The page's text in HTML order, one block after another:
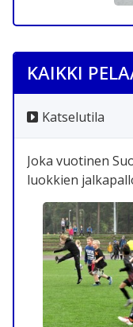
KAIKKI
Katselutila
Joka vuotinen
luokkien